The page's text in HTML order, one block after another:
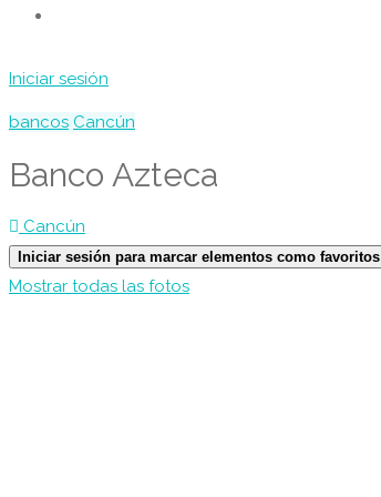
Iniciar sesión
bancos Cancún
Banco Azteca
Cancún
Iniciar sesión para marcar elementos como favoritos
Mostrar todas las fotos